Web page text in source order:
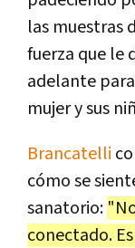
las muestras
fuerza que le
adelante
mujer y sus
Brancatelli
cómo se
sanatorio:
conectado.